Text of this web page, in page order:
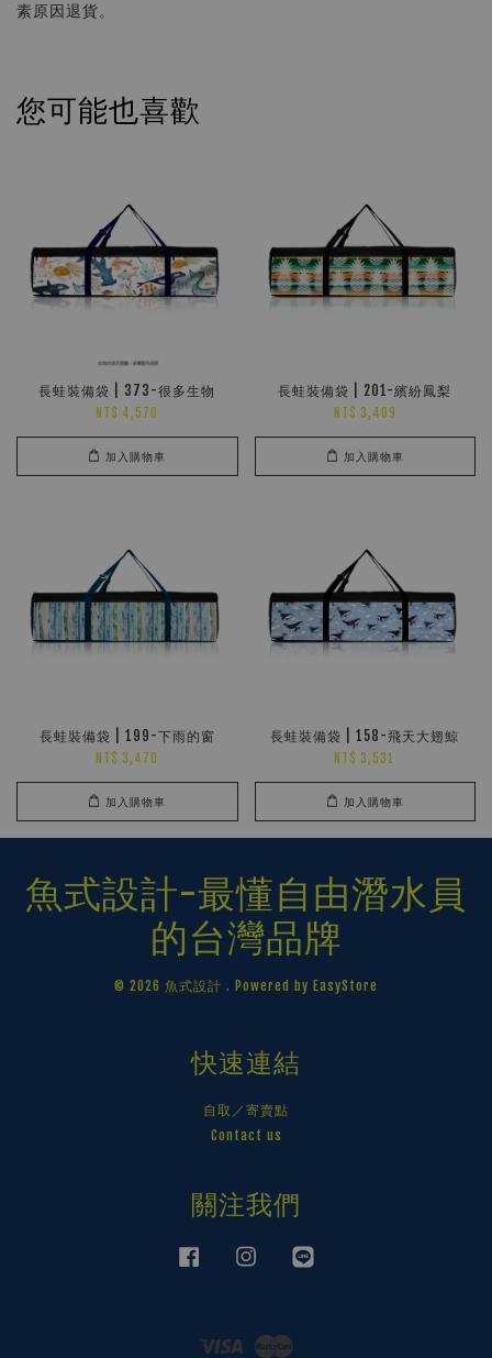
素原因退貨。
您可能也喜歡
長蛙裝備袋 | 373-很多生物
NT$ 4,570
加入購物車
長蛙裝備袋 | 201-繽紛鳳梨
NT$ 3,409
加入購物車
長蛙裝備袋 | 199-下雨的窗
NT$ 3,470
加入購物車
長蛙裝備袋 | 158-飛天大翅鯨
NT$ 3,531
加入購物車
魚式設計-最懂自由潛水員
的台灣品牌
© 2026 魚式設計 . Powered by EasyStore
快速連結
自取／寄賣點
Contact us
關注我們
Facebook Instagram
Visa